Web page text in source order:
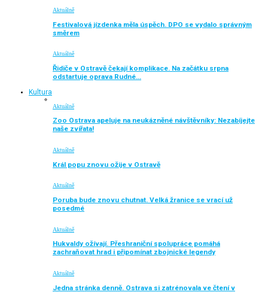
Aktuálně
Festivalová jízdenka měla úspěch. DPO se vydalo správným
směrem
Aktuálně
Řidiče v Ostravě čekají komplikace. Na začátku srpna
odstartuje oprava Rudné…
Kultura
Aktuálně
Zoo Ostrava apeluje na neukázněné návštěvníky: Nezabíjejte
naše zvířata!
Aktuálně
Král popu znovu ožije v Ostravě
Aktuálně
Poruba bude znovu chutnat. Velká žranice se vrací už
posedmé
Aktuálně
Hukvaldy ožívají. Přeshraniční spolupráce pomáhá
zachraňovat hrad i připomínat zbojnické legendy
Aktuálně
Jedna stránka denně. Ostrava si zatrénovala ve čtení v